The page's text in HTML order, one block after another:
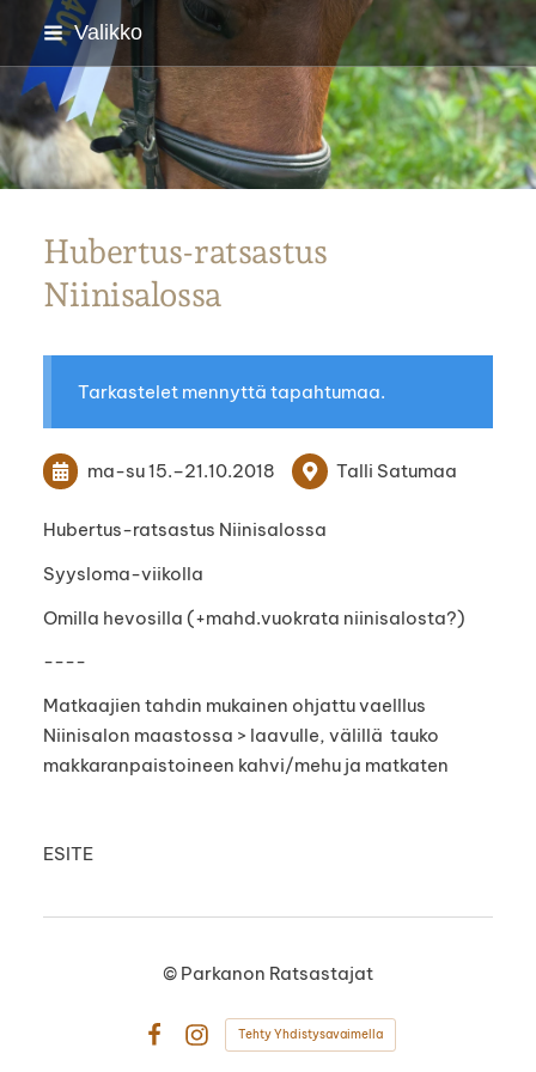
Siirry
sivun
sisältöön
Valikko
Parkanon Ratsastajat
Hubertus-ratsastus
Niinisalossa
Tarkastelet mennyttä tapahtumaa.
ma-su15.–21.10.2018 Talli Satumaa
Hubertus-ratsastus Niinisalossa
Syysloma-viikolla
Omilla hevosilla (+mahd.vuokrata niinisalosta?)
----
Matkaajien tahdin mukainen ohjattu vaelllus
Niinisalon maastossa > laavulle, välillä tauko
makkaranpaistoineen kahvi/mehu ja matkaten
ESITE
© Parkanon Ratsastajat
Tehty Yhdistysavaimella